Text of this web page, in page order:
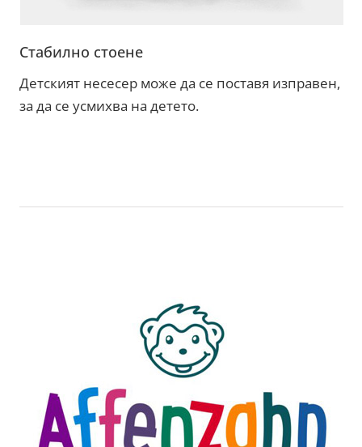
Стабилно стоене
Детският несесер може да се поставя изправен,
за да се усмихва на детето.